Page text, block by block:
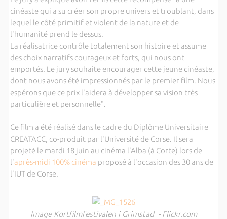
cinéaste qui a su créer son propre univers et troublant, dans
lequel le côté primitif et violent de la nature et de
l'humanité prend le dessus.
La réalisatrice contrôle totalement son histoire et assume
des choix narratifs courageux et forts, qui nous ont
emportés. Le jury souhaite encourager cette jeune cinéaste,
dont nous avons été impressionnés par le premier film. Nous
espérons que ce prix l'aidera à développer sa vision très
particulière et personnelle".
Ce film a été réalisé dans le cadre du Diplôme Universitaire
CREATACC, co-produit par l'Université de Corse. Il sera
projeté le mardi 18 juin au cinéma l'Alba (à Corte) lors de
l'après-midi 100% cinéma proposé à l'occasion des 30 ans de
l'IUT de Corse.
Image Kortfilmfestivalen i Grimstad - Flickr.com